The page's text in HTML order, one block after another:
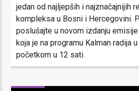
jedan od najljepših i najznačajnijih
kompleksa u Bosni i Hercegovini.
poslušajte u novom izdanju
koja je na programu Kalman radija
početkom u 12 sati.